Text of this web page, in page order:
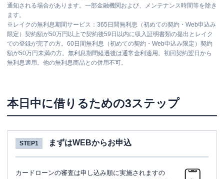
通知される場合があります。一部金融機関および、メンテナンス時間等を除き
ます。
※ レイクの無利息期間サービス：365日間無利息（初めての契約・Web申込み
限定）契約額が50万円以上で契約後59日以内に収入証明書類の提出とレイク
での登録が完了の方。60日間無利息（初めての契約・Web申込み限定）契約
額が50万円未満の方。無利息期間経過後は通常金利適用。初回契約翌日から
無利息適用。他の無利息商品との併用不可。
本日中に借りるための3ステップ
STEP1 まずはWEBからお申込
カードローンの審査は申し込み順に実施されますの